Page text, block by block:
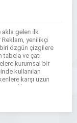
akla gelen ilk
yenilikçi
biri özgün çizgilere
ve çatı
kurumsal bir
kullanılan
karşı uzun
hizmet